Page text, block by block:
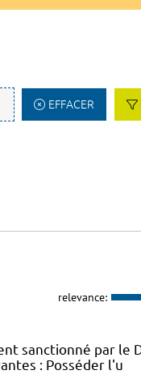
EFFACER
relevance:
sanctionné par le
: Posséder l'u